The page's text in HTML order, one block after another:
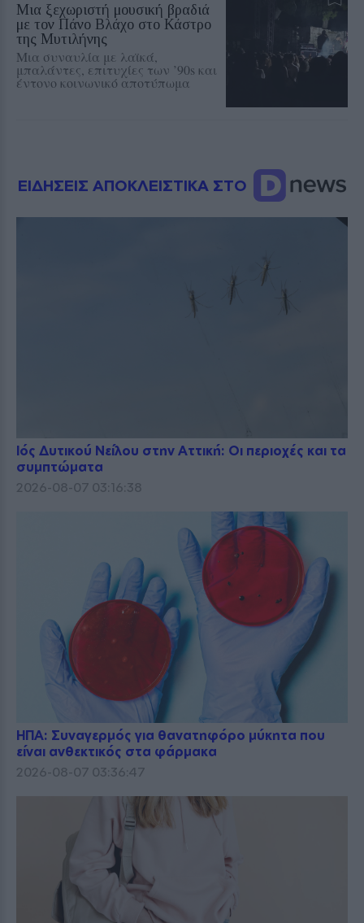
Μια ξεχωριστή μουσική βραδιά
με τον Πάνο Βλάχο στο Κάστρο
της Μυτιλήνης
Μια συναυλία με λαϊκά,
μπαλάντες, επιτυχίες των ’90s και
έντονο κοινωνικό αποτύπωμα
ΕΙΔΗΣΕΙΣ ΑΠΟΚΛΕΙΣΤΙΚΑ ΣΤΟ
Ιός Δυτικού Νείλου στην Αττική: Οι περιοχές και τα
συμπτώματα
2026-08-07 03:16:38
ΗΠΑ: Συναγερμός για θανατηφόρο μύκητα που
είναι ανθεκτικός στα φάρμακα
2026-08-07 03:36:47